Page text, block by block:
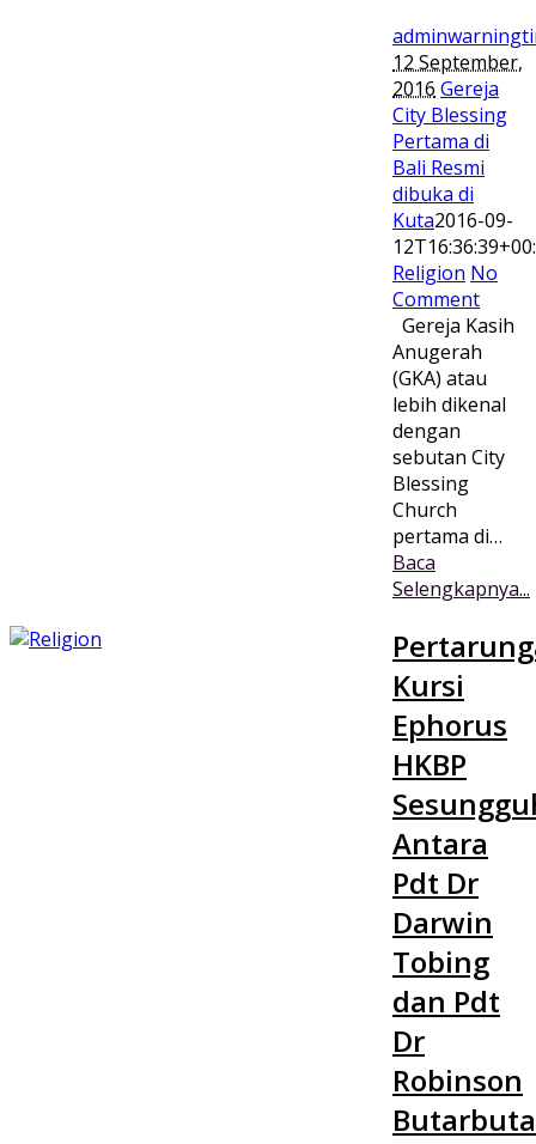
12 September,
2016 Gereja
City Blessing
Pertama di
Bali Resmi
dibuka di
Kuta2016-09-
Religion No
Comment
Gereja Kasih
Anugerah
(GKA) atau
lebih dikenal
dengan
sebutan City
Blessing
Church
pertama di…
Baca
Selengkapnya...
Kursi
Ephorus
HKBP
Antara
Pdt Dr
Darwin
Tobing
dan Pdt
Dr
Robinson